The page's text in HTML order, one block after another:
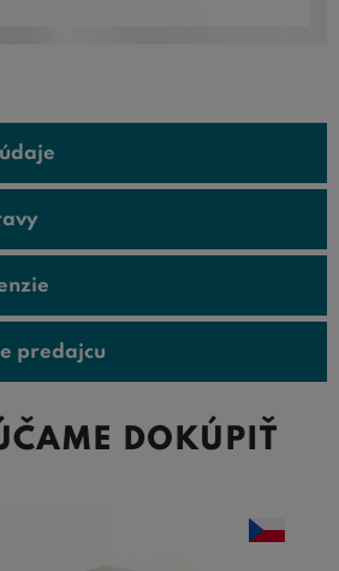
predajcu
DOKÚPIŤ